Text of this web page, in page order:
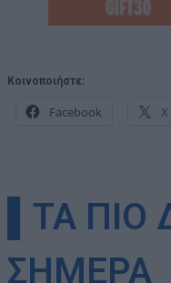
Κοινοποιήστε:
Facebook X
▌ΤΑ
ΣΗΜΕΡΑ